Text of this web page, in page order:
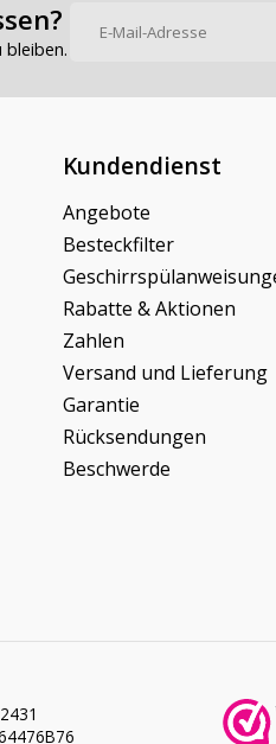
Kundendienst
Angebote
Besteckfilter
Rabatte & Aktionen
Zahlen
Versand und Lieferung
Garantie
Rücksendungen
Beschwerde